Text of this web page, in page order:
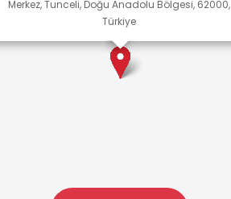
Merkez, Tunceli, Doğu Anadolu Bölgesi, 62000,
Türkiye